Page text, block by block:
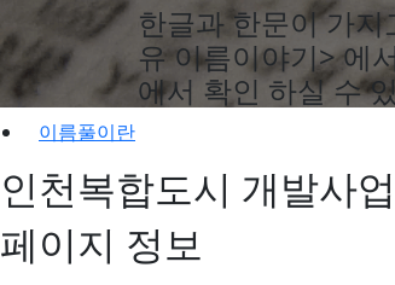
한글과 한문이 가
유 이름이야기> 에
에서 확인 하실 수
이름풀이란
인천복합도시 개발사
페이지 정보